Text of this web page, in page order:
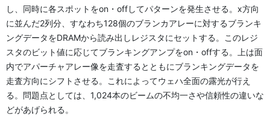
し、同時に各スポットをon・offしてパターンを発生させる。x方向
に並んだ2列分、すなわち128個のブランカアレーに対するブランキ
ングデータをDRAMから読み出しレジスタにセットする。このレジ
スタのビット値に応じてブランキングアンプをon・offする。上は面
内でアパーチャアレー像を走査するとともにブランキングデータを
走査方向にシフトさせる。これによってウェハ全面の露光が行え
る。問題点としては、1,024本のビームの不均一さや信頼性の違いな
どがあげられる。